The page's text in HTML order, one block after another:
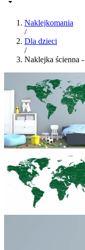
Naklejkomania
/
Dla dzieci
/
Naklejka ścienna